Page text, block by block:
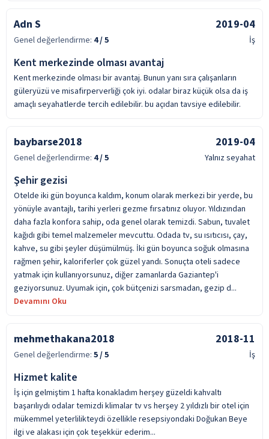
Adn S 2019-04
Genel değerlendirme: 4/ 5 İş
Kent merkezinde olması avantaj
Kent merkezinde olması bir avantaj. Bunun yanı sıra çalışanların
güleryüzü ve misafirperverliği çok iyi. odalar biraz küçük olsa da iş
amaçlı seyahatlerde tercih edilebilir. bu açıdan tavsiye edilebilir.
baybarse2018 2019-04
Genel değerlendirme: 4/ 5 Yalnız seyahat
Şehir gezisi
Otelde iki gün boyunca kaldım, konum olarak merkezi bir yerde, bu
yönüyle avantajlı, tarihi yerleri gezme fırsatınız oluyor. Yıldızından
daha fazla konfora sahip, oda genel olarak temizdi. Sabun, tuvalet
kağıdı gibi temel malzemeler mevcuttu. Odada tv, su ısıtıcısı, çay,
kahve, su gibi şeyler düşümülmüş. İki gün boyunca soğuk olmasına
rağmen şehir, kaloriferler çok güzel yandı. Sonuçta oteli sadece
yatmak için kullanıyorsunuz, diğer zamanlarda Gaziantep'i
geziyorsunuz. Uyumak için, çok bütçenizi sarsmadan, gezip d...
Devamını Oku
mehmethakana2018 2018-11
Genel değerlendirme: 5/ 5 İş
Hizmet kalite
İş için gelmiştim 1 hafta konakladım herşey güzeldi kahvaltı
başarılıydı odalar temizdi klimalar tv vs herşey 2 yıldızlı bir otel için
mükemmel yeterlilikteydi özellikle resepsiyondaki Doğukan Beye
ilgi ve alakası için çok teşekkür ederim...